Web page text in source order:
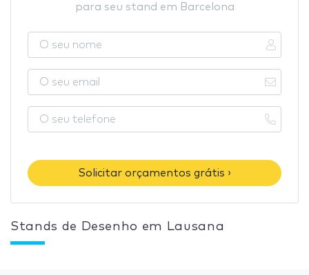
para seu stand em Barcelona
Solicitar orçamentos grátis ›
Stands de Desenho em Lausana